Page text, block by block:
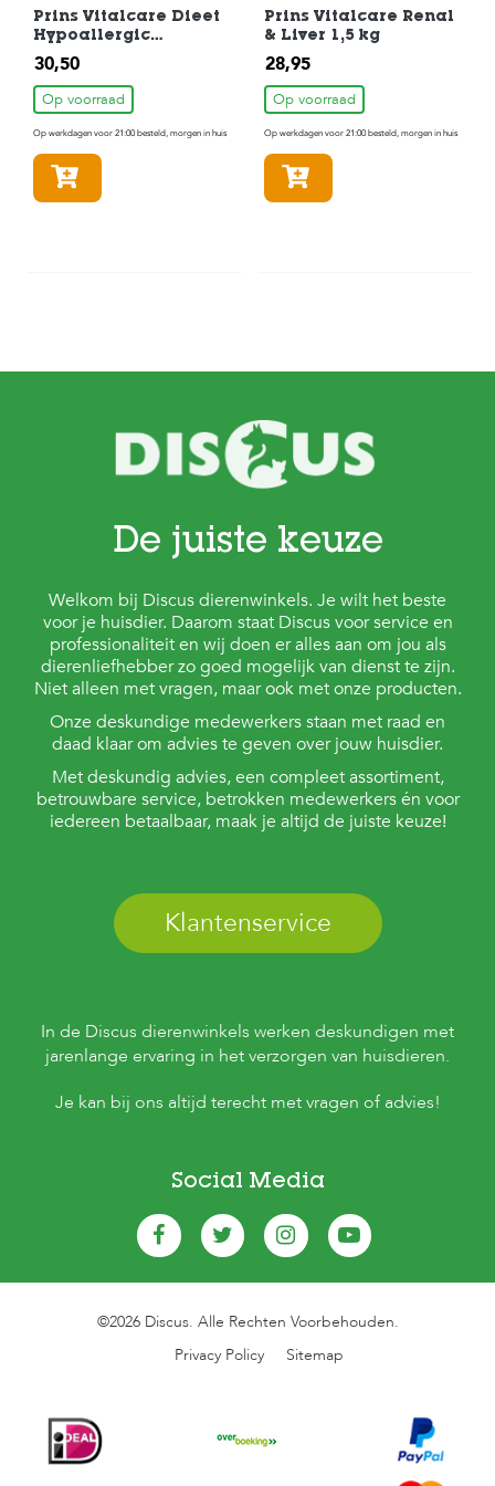
Prins Vitalcare Dieet
Hypoallergic
Moderate Cal
Kattenvoer 1,5 kg
30,50
Op voorraad
Op werkdagen voor 21:00 besteld, morgen in huis
Prins Vitalcare Renal
& Liver 1,5 kg
28,95
Op voorraad
Op werkdagen voor 21:00 besteld, morgen in huis
De juiste keuze
Welkom bij Discus dierenwinkels. Je wilt het beste
voor je huisdier. Daarom staat Discus voor service en
professionaliteit en wij doen er alles aan om jou als
dierenliefhebber zo goed mogelijk van dienst te zijn.
Niet alleen met vragen, maar ook met onze producten.
Onze deskundige medewerkers staan met raad en
daad klaar om advies te geven over jouw huisdier.
Met deskundig advies, een compleet assortiment,
betrouwbare service, betrokken medewerkers én voor
iedereen betaalbaar, maak je altijd de juiste keuze!
Klantenservice
In de Discus dierenwinkels werken deskundigen met
jarenlange ervaring in het verzorgen van huisdieren.
Je kan bij ons altijd terecht met vragen of advies!
Social Media
©2026 Discus. Alle Rechten Voorbehouden.
Privacy Policy
Sitemap